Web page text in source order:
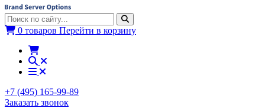
0 товаров Перейти в корзину
+7 (495) 165-99-89
Заказать звонок